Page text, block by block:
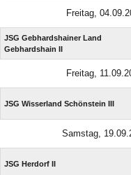
Freitag,
JSG Gebhardshainer Land
Gebhardshain II
Freitag,
JSG Wisserland Schönstein III
Samstag,
JSG Herdorf II